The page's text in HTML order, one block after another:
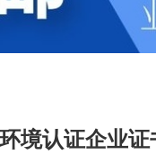
境认证企业证